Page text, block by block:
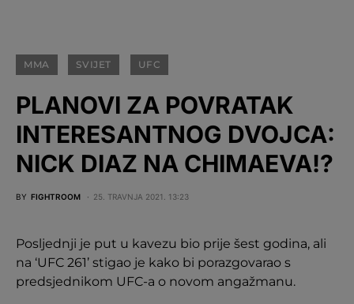
MMA SVIJET UFC
PLANOVI ZA POVRATAK
INTERESANTNOG DVOJCA:
NICK DIAZ NA CHIMAEVA!?
BY FIGHTROOM 25. TRAVNJA 2021. 13:23
Posljednji je put u kavezu bio prije šest godina, ali
na ‘UFC 261’ stigao je kako bi porazgovarao s
predsjednikom UFC-a o novom angažmanu.